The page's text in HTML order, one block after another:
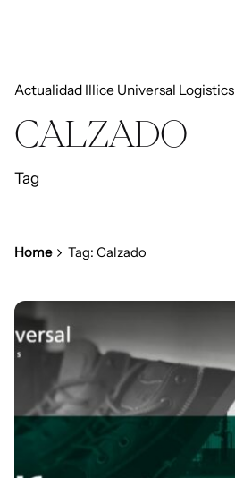
Actualidad Illice Universal Logistics
CALZADO
Tag
Home Tag: Calzado
Marisa